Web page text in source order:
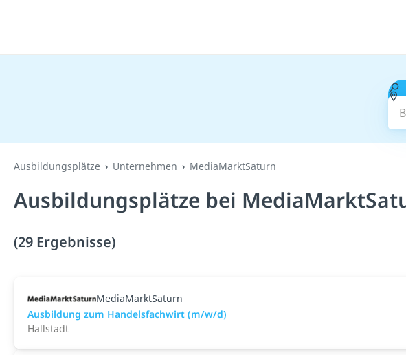
Ausbildungsplätze Unternehmen MediaMarktSaturn
Ausbildungsplätze bei
(29 Ergebnisse)
MediaMarktSaturn
Ausbildung zum Handelsfachwirt (m/w/d)
Hallstadt